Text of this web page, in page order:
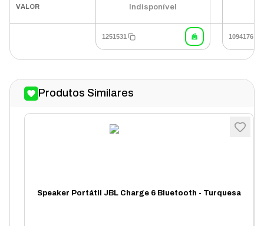
VALOR Indisponível
1251531 1094176
Produtos Similares
Speaker Portátil JBL Charge 6 Bluetooth - Turquesa